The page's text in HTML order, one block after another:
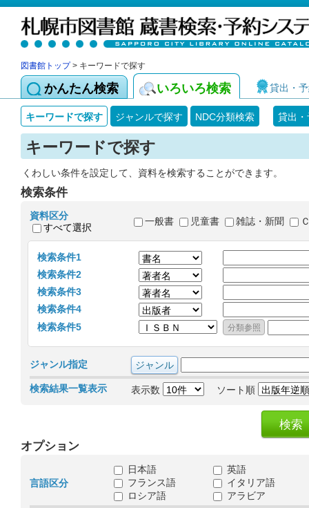
図書館トップ> キーワードで探す
かんたん検索 いろいろ検索 貸出・
キーワードで探す ジャンルで探す NDC分類検索 貸出
キーワードで探す
くわしい条件を設定して、資料を検索することができます。
検索条件
資料区分
すべて選択
一般書 児童書 雑誌・新聞
検索条件1
検索条件2
検索条件3
検索条件4
検索条件5
ジャンル指定
検索結果一覧表示 表示数 ソート順
オプション
言語区分
日本語
英語
フランス語
イタリア語
ロシア語
アラビア